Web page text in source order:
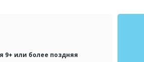
9+ или более поздняя